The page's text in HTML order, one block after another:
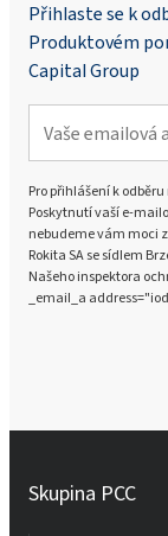
Přihlaste se k
Produktovém
Capital Group
Pro přihlášení k
Poskytnutí vaší e-
nebudeme vám moci
Rokita SA se sídlem
Našeho inspektora
_email_a
Skupina PCC